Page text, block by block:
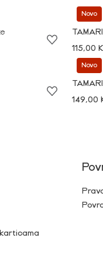
Novo
115,00
Novo
149,00